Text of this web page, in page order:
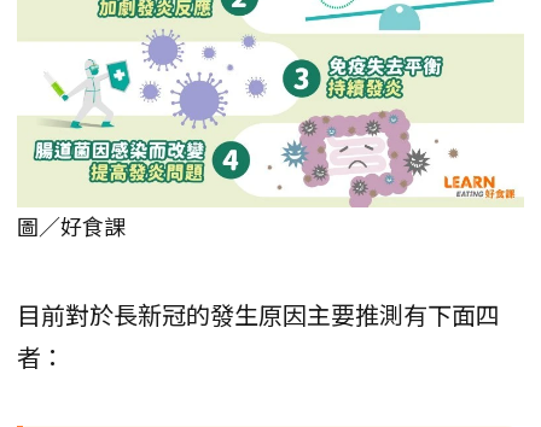
圖／好食課
目前對於長新冠的發生原因主要推測有下面四
者：